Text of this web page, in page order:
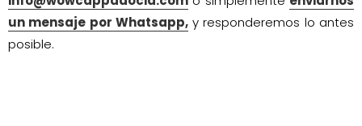
un mensaje por Whatsapp,y responderemos lo antes
posible.